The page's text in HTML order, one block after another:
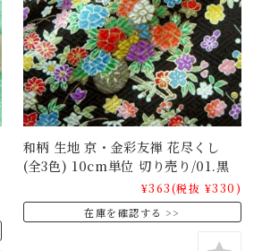
和柄 生地 京・金彩友禅 花尽くし
(全3色) 10cm単位 切り売り/01.黒
¥363(税抜 ¥330)
在庫を確認する